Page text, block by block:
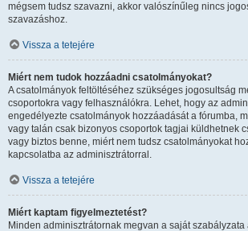
mégsem tudsz szavazni, akkor valószínűleg nincs
szavazáshoz.
Vissza a tetejére
Miért nem tudok hozzáadni csatolmányokat?
A csatolmányok feltöltéséhez szükséges jogosultság
csoportokra vagy felhasználókra. Lehet, hogy az
engedélyezte csatolmányok hozzáadását a fórumba,
vagy talán csak bizonyos csoportok tagjai küldhetnek
vagy biztos benne, miért nem tudsz csatolmányokat
kapcsolatba az adminisztrátorral.
Vissza a tetejére
Miért kaptam figyelmeztetést?
Minden adminisztrátornak megvan a saját